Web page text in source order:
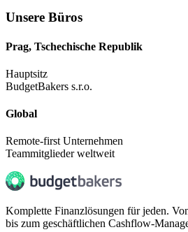
Unsere Büros
Prag, Tschechische Republik
Hauptsitz
BudgetBakers s.r.o.
Global
Remote-first Unternehmen
Teammitglieder weltweit
Komplette Finanzlösungen für jeden.
bis zum geschäftlichen Cashflow-